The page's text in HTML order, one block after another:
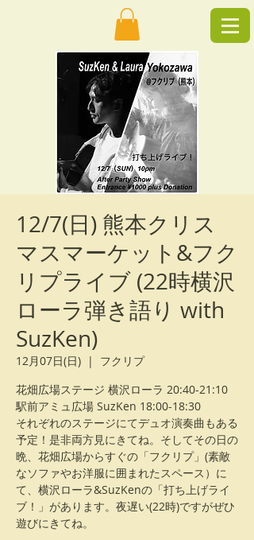
12/7(日) 熊本クリス
マスマーケット&フク
リプライブ (22時横沢
ローラ弾き語り with
SuzKen)
12月07日(日)
  |
フクリプ
花畑広場ステージ 横沢ローラ 20:40-21:10
駅前アミュ広場 SuzKen 18:00-18:30
それぞれのステージにてデュオ演奏曲もある
予定！是非両方見にきてね。そしてその日の
晩、花畑広場からすぐの「フクリプ」(素敵
なソファやお洋服に囲まれたスペース）に
て、横沢ローラ&SuzKenの「打ち上げライ
ブ！」があります。夜遅い(22時)ですがぜひ
遊びにきてね。